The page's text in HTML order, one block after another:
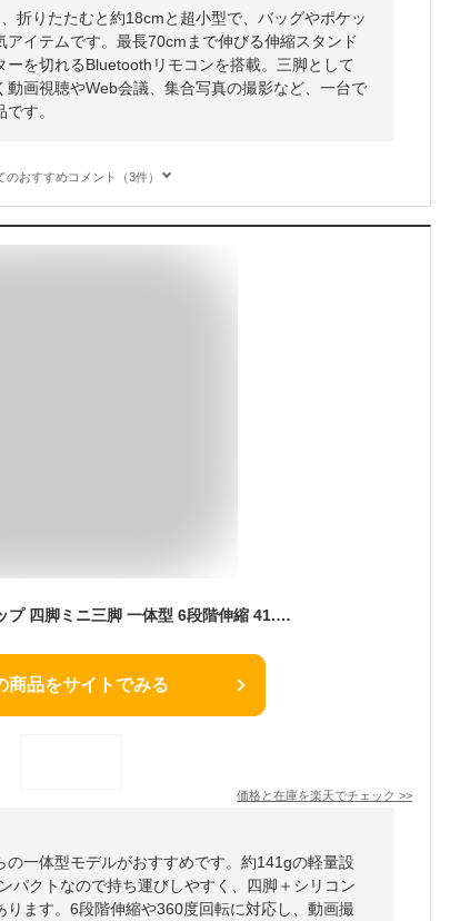
折りたたむと約18cmと超小型で、バッグやポケッ
イテムです。最長70cmまで伸びる伸縮スタンド
を切れるBluetoothリモコンを搭載。三脚として
画視聴やWeb会議、集合写真の撮影など、一台で
す。
のおすすめコメント（3件）
自撮り棒 スマホグリップ 四脚ミニ三脚 一体型 6段階伸縮 41.5cm 軽量 コンパクト リモコン付 iPhone Android対応 ブラック 動画撮影 インスタ TikTok 配信 動画視聴 YouTube 結婚式 旅行 zoom 会議 リモート
商品をサイトでみる
価格と在庫を楽天でチェック >>
一体型モデルがおすすめです。約141gの軽量設
パクトなので持ち運びしやすく、四脚＋シリコン
ます。6段階伸縮や360度回転に対応し、動画撮